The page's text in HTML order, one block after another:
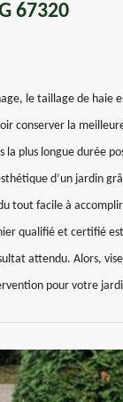
67320
le taillage de haie
conserver la
la plus longue durée
d’un jardin
tout facile à
qualifié et certifié
attendu. Alors,
pour votre